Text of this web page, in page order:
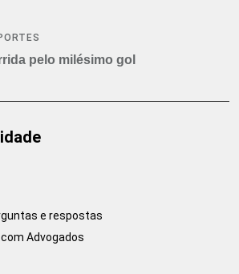
pelo milésimo gol
e respostas
Advogados